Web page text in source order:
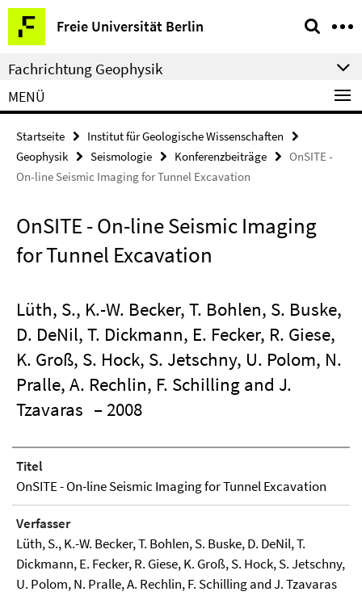
Springe
direkt
zu
Inhalt
Freie Universität Berlin
Service-
Navigation
Fachrichtung Geophysik
MENÜ
Startseite
Institut für Geologische Wissenschaften
Geophysik
Seismologie Konferenzbeiträge
OnSITE -
On-line Seismic Imaging for Tunnel Excavation
OnSITE - On-line Seismic Imaging
for Tunnel Excavation
Lüth, S., K.-W. Becker, T. Bohlen, S. Buske,
D. DeNil, T. Dickmann, E. Fecker, R. Giese,
K. Groß, S. Hock, S. Jetschny, U. Polom, N.
Pralle, A. Rechlin, F. Schilling and J.
Tzavaras – 2008
Titel
OnSITE - On-line Seismic Imaging for Tunnel Excavation
Verfasser
Lüth, S., K.-W. Becker, T. Bohlen, S. Buske, D. DeNil, T.
Dickmann, E. Fecker, R. Giese, K. Groß, S. Hock, S. Jetschny,
U. Polom, N. Pralle, A. Rechlin, F. Schilling and J. Tzavaras